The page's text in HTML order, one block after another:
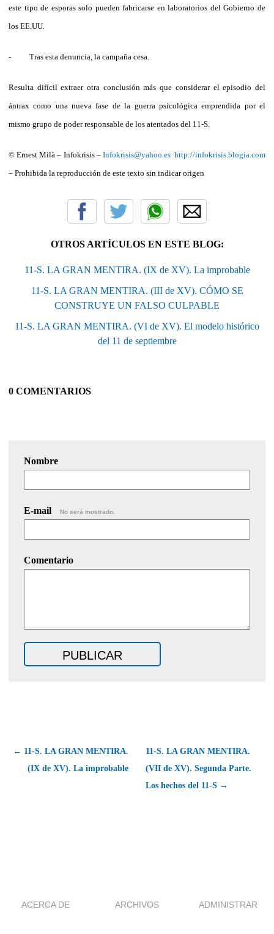
este tipo de esporas solo pueden fabricarse en laboratorios del Gobierno de
los EE.UU.
- Tras esta denuncia, la campaña cesa.
Resulta difícil extraer otra conclusión más que considerar el episodio del
ántrax como una nueva fase de la guerra psicológica emprendida por el
mismo grupo de poder responsable de los atentados del 11-S.
© Ernest Milà – Infokrisis – Infokrisis@yahoo.es http://infokrisis.blogia.com
– Prohibida la reproducción de este texto sin indicar origen
OTROS ARTÍCULOS EN ESTE BLOG:
11-S. LA GRAN MENTIRA. (IX de XV). La improbable
11-S. LA GRAN MENTIRA. (III de XV). CÓMO SE
CONSTRUYE UN FALSO CULPABLE
11-S. LA GRAN MENTIRA. (VI de XV). El modelo histórico
del 11 de septiembre
0 COMENTARIOS
Nombre
E-mail No será mostrado.
Comentario
← 11-S. LA GRAN MENTIRA.
(IX de XV). La improbable
11-S. LA GRAN MENTIRA.
(VII de XV). Segunda Parte.
Los hechos del 11-S →
ACERCA DE ARCHIVOS ADMINISTRAR